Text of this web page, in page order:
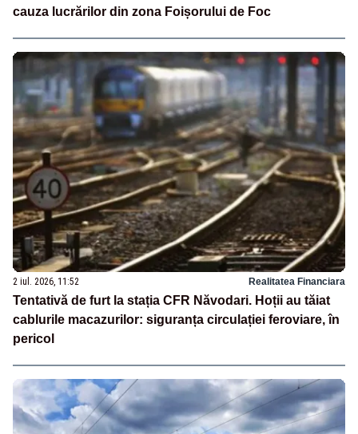
cauza lucrărilor din zona Foișorului de Foc
2 iul. 2026, 11:52 Realitatea Financiara
Tentativă de furt la stația CFR Năvodari. Hoții au tăiat
cablurile macazurilor: siguranța circulației feroviare, în
pericol